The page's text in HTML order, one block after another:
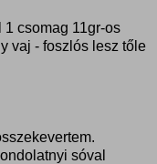
1 csomag 11gr-os
vaj - foszlós lesz tőle
sóval